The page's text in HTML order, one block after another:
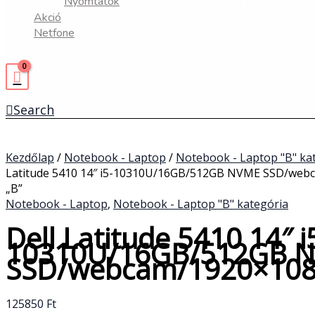
Akció
Netfone
Search
Kezdőlap / Notebook - Laptop / Notebook - Laptop "B"
Latitude 5410 14″ i5-10310U/16GB/512GB NVME SSD/
„B”
Notebook - Laptop, Notebook - Laptop "B" kategória
Dell Latitude 5410 14″
10310U/16GB/512GB
SSD/webcam/
125850 Ft